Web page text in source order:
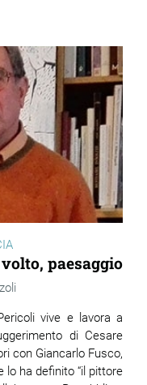
paesaggio
vive e lavora a
di Cesare
con Giancarlo Fusco,
lo ha definito “il pittore